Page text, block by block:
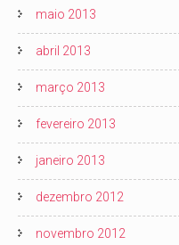
maio 2013
abril 2013
março 2013
fevereiro 2013
janeiro 2013
dezembro 2012
novembro 2012